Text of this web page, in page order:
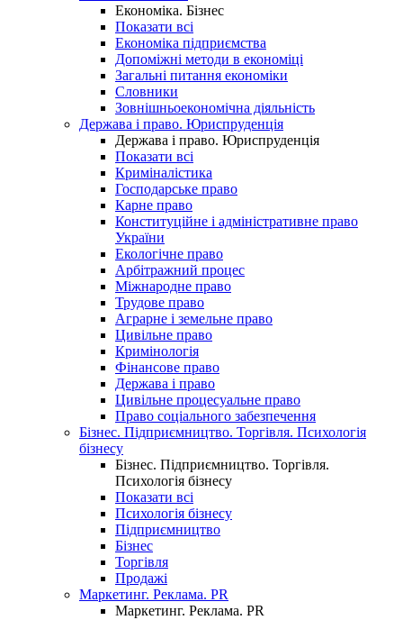
Економіка. Бізнес
Показати всі
Економіка підприємства
Допоміжні методи в економіці
Загальні питання економіки
Словники
Зовнішньоекономічна діяльність
Держава і право. Юриспруденція
Держава і право. Юриспруденція
Показати всі
Криміналістика
Господарське право
Карне право
Конституційне і адміністративне право
України
Екологічне право
Арбітражний процес
Міжнародне право
Трудове право
Аграрне і земельне право
Цивільне право
Кримінологія
Фінансове право
Держава і право
Цивільне процесуальне право
Право соціального забезпечення
Бізнес. Підприємництво. Торгівля. Психологія
бізнесу
Бізнес. Підприємництво. Торгівля.
Психологія бізнесу
Показати всі
Психологія бізнесу
Підприємництво
Бізнес
Торгівля
Продажі
Маркетинг. Реклама. PR
Маркетинг. Реклама. PR